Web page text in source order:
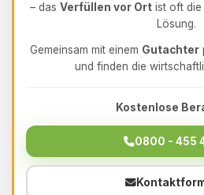
– das Verfüllen vor Ort ist oft die
Lösung.
Gemeinsam mit einem Gutachter
und finden die
Kostenlose
0800 - 455